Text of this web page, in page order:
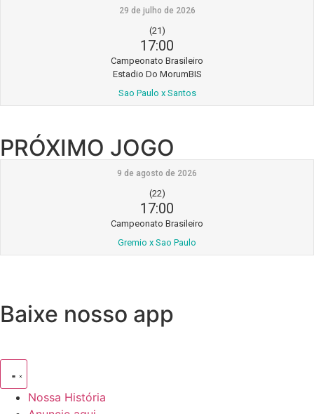
29 de julho de 2026
(21)
17:00
Campeonato Brasileiro
Estadio Do MorumBIS
Sao Paulo x Santos
PRÓXIMO JOGO
9 de agosto de 2026
(22)
17:00
Campeonato Brasileiro
Gremio x Sao Paulo
Baixe nosso app
Nossa História